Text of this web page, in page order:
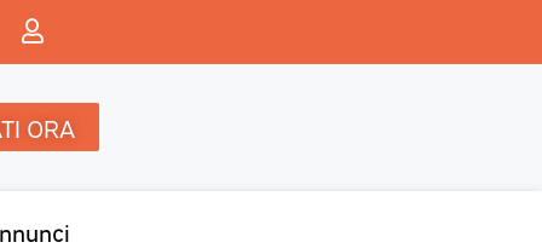
ORA